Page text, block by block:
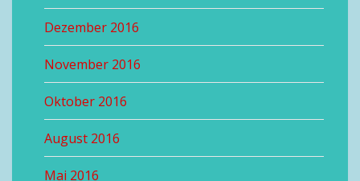
Dezember 2016
November 2016
Oktober 2016
August 2016
Mai 2016